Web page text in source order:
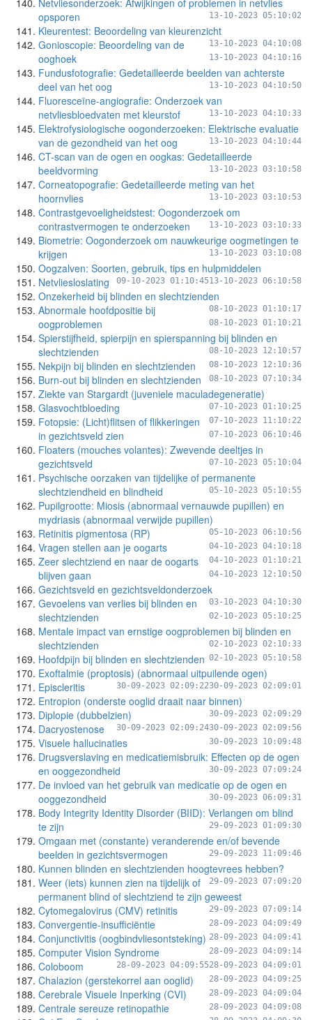
Netvliesonderzoek: Afwijkingen of problemen in netvlies
opsporen
13-10-2023 05:10:02
Kleurentest: Beoordeling van kleurenzicht
13-10-2023 04:10:08
Gonioscopie: Beoordeling van de
ooghoek
13-10-2023 04:10:16
Fundusfotografie: Gedetailleerde beelden van achterste
deel van het oog
13-10-2023 04:10:50
Fluoresceïne-angiografie: Onderzoek van
netvliesbloedvaten met kleurstof
13-10-2023 04:10:33
Elektrofysiologische oogonderzoeken: Elektrische evaluatie
van de gezondheid van het oog
13-10-2023 04:10:44
CT-scan van de ogen en oogkas: Gedetailleerde
beeldvorming
13-10-2023 03:10:58
Corneatopografie: Gedetailleerde meting van het
hoornvlies
13-10-2023 03:10:53
Contrastgevoeligheidstest: Oogonderzoek om
contrastvermogen te onderzoeken
13-10-2023 03:10:33
Biometrie: Oogonderzoek om nauwkeurige oogmetingen te
krijgen
13-10-2023 03:10:08
Oogzalven: Soorten, gebruik, tips en hulpmiddelen
13-10-2023 06:10:58
Netvliesloslating 09-10-2023 01:10:45
Onzekerheid bij blinden en slechtzienden
08-10-2023 01:10:17
Abnormale hoofdpositie bij
oogproblemen
08-10-2023 01:10:21
Spierstijfheid, spierpijn en spierspanning bij blinden en
slechtzienden
08-10-2023 12:10:57
Nekpijn bij blinden en slechtzienden 08-10-2023 12:10:36
Burn-out bij blinden en slechtzienden 08-10-2023 07:10:34
Ziekte van Stargardt (juveniele maculadegeneratie)
07-10-2023 01:10:25
Glasvochtbloeding
07-10-2023 11:10:22
Fotopsie: (Licht)flitsen of flikkeringen
in gezichtsveld zien
07-10-2023 06:10:46
Floaters (mouches volantes): Zwevende deeltjes in
gezichtsveld
07-10-2023 05:10:04
Psychische oorzaken van tijdelijke of permanente
slechtziendheid en blindheid
05-10-2023 05:10:55
Pupilgrootte: Miosis (abnormaal vernauwde pupillen) en
mydriasis (abnormaal verwijde pupillen)
05-10-2023 06:10:56
Retinitis pigmentosa (RP)
04-10-2023 04:10:18
Vragen stellen aan je oogarts
04-10-2023 01:10:21
Zeer slechtziend en naar de oogarts
blijven gaan
04-10-2023 12:10:50
Gezichtsveld en gezichtsveldonderzoek
03-10-2023 04:10:30
Gevoelens van verlies bij blinden en
slechtzienden
02-10-2023 05:10:25
Mentale impact van ernstige oogproblemen bij blinden en
slechtzienden
02-10-2023 02:10:33
Hoofdpijn bij blinden en slechtzienden 02-10-2023 05:10:58
Exoftalmie (proptosis) (abnormaal uitpuilende ogen)
30-09-2023 02:09:01
Episcleritis 30-09-2023 02:09:22
Entropion (onderste ooglid draait naar binnen)
30-09-2023 02:09:29
Diplopie (dubbelzien)
30-09-2023 02:09:56
Dacryostenose 30-09-2023 02:09:24
Visuele hallucinaties 30-09-2023 10:09:48
Drugsverslaving en medicatiemisbruik: Effecten op de ogen
en ooggezondheid
30-09-2023 07:09:24
De invloed van het gebruik van medicatie op de ogen en
ooggezondheid
30-09-2023 06:09:31
Body Integrity Identity Disorder (BIID): Verlangen om blind
te zijn
29-09-2023 01:09:30
Omgaan met (constante) veranderende en/of bevende
beelden in gezichtsvermogen
29-09-2023 11:09:46
Kunnen blinden en slechtzienden hoogtevrees hebben?
29-09-2023 07:09:20
Weer (iets) kunnen zien na tijdelijk of
permanent blind of slechtziend te zijn geweest
29-09-2023 07:09:14
Cytomegalovirus (CMV) retinitis
28-09-2023 04:09:49
Convergentie-insufficiëntie
28-09-2023 04:09:41
Conjunctivitis (oogbindvliesontsteking)
28-09-2023 04:09:14
Computer Vision Syndrome
28-09-2023 04:09:01
Coloboom 28-09-2023 04:09:55
Chalazion (gerstekorrel aan ooglid) 28-09-2023 04:09:25
Cerebrale Visuele Inperking (CVI) 28-09-2023 04:09:04
Centrale sereuze retinopathie 28-09-2023 04:09:08